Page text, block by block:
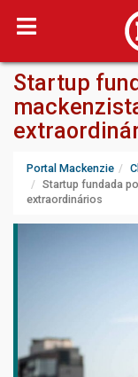
Startup
Portal Mackenzie
Startup fundada
extraordinários